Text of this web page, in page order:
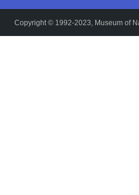
Copyright © 1992-2023, Museum of